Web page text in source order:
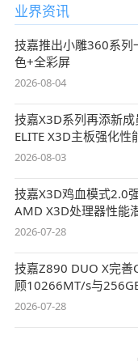
业界资讯
技嘉推出小雕360系列
色+全彩屏
2026-08-04
技嘉X3D系列再添新
ELITE X3D主板强化性
2026-08-03
技嘉X3D鸡血模式2.0
AMD X3D处理器性能
2026-07-28
技嘉Z890 DUO X完
顾10266MT/s与
2026-07-28